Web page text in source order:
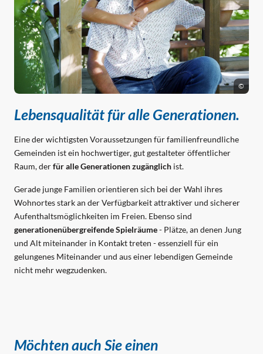
©
Lebensqualität für alle Generationen.
Eine der wichtigsten Voraussetzungen für familienfreundliche
Gemeinden ist ein hochwertiger, gut gestalteter öffentlicher
Raum, derfür alle Generationen zugänglich ist.
Gerade junge Familien orientieren sich bei der Wahl ihres
Wohnortes stark an der Verfügbarkeit attraktiver und sicherer
Aufenthaltsmöglichkeiten im Freien. Ebenso sind
generationenübergreifende Spielräume- Plätze, an denen Jung
und Alt miteinander in Kontakt treten - essenziell für ein
gelungenes Miteinander und aus einer lebendigen Gemeinde
nicht mehr wegzudenken.
Möchten auch Sie einen